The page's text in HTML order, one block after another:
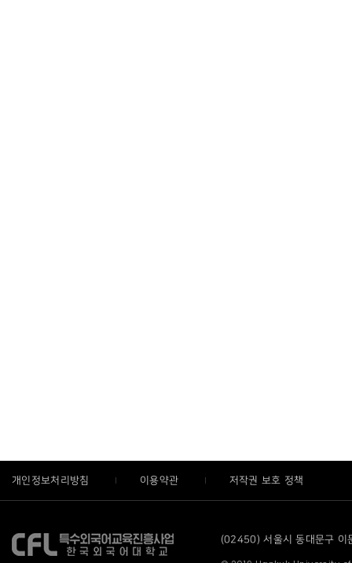
개인정보처리방침 이용약관 저작권 보호 정책
(02450) 서울시 동대문구